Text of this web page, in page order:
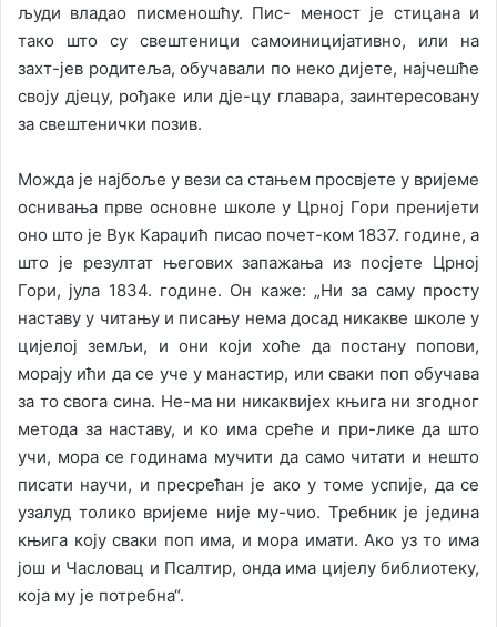
људи владао писменошћу. Пис- меност је стицана и
тако што су свештеници самоиницијативно, или на
захт-јев родитеља, обучавали по неко дијете, најчешће
своју дјецу, рођаке или дје-цу главара, заинтересовану
за свештенички позив.
Можда је најбоље у вези са стањем просвјете у вријеме
оснивања прве основне школе у Црној Гори пренијети
оно што је Вук Караџић писао почет-ком 1837. године, а
што је резултат његових запажања из посјете Црној
Гори, јула 1834. године. Он каже: „Ни за саму просту
наставу у читању и писању нема досад никакве школе у
цијелој земљи, и они који хоће да постану попови,
морају ићи да се уче у манастир, или сваки поп обучава
за то свога сина. Не-ма ни никаквијех књига ни згодног
метода за наставу, и ко има среће и при-лике да што
учи, мора се годинама мучити да само читати и нешто
писати научи, и пресрећан је ако у томе успије, да се
узалуд толико вријеме није му-чио. Требник је једина
књига коју сваки поп има, и мора имати. Ако уз то има
још и Часловац и Псалтир, онда има цијелу библиотеку,
која му је потребна“.